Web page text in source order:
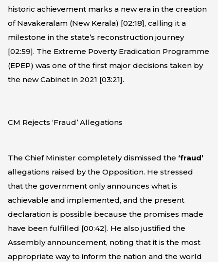
historic achievement marks a new era in the creation
of Navakeralam (New Kerala) [02:18], calling it a
milestone in the state’s reconstruction journey
[02:59]. The Extreme Poverty Eradication Programme
(EPEP) was one of the first major decisions taken by
the new Cabinet in 2021 [03:21].
CM Rejects ‘Fraud’ Allegations
The Chief Minister completely dismissed the ‘fraud’
allegations raised by the Opposition. He stressed
that the government only announces what is
achievable and implemented, and the present
declaration is possible because the promises made
have been fulfilled [00:42]. He also justified the
Assembly announcement, noting that it is the most
appropriate way to inform the nation and the world